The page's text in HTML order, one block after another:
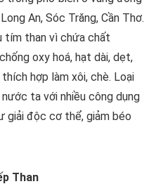
An, Sóc Trăng, Cần Thơ.
tím than vì chứa chất
oxy hoá, hạt dài, dẹt,
hợp làm xôi, chè. Loại
ta với nhiều công dụng
giải độc cơ thể, giảm béo
Than